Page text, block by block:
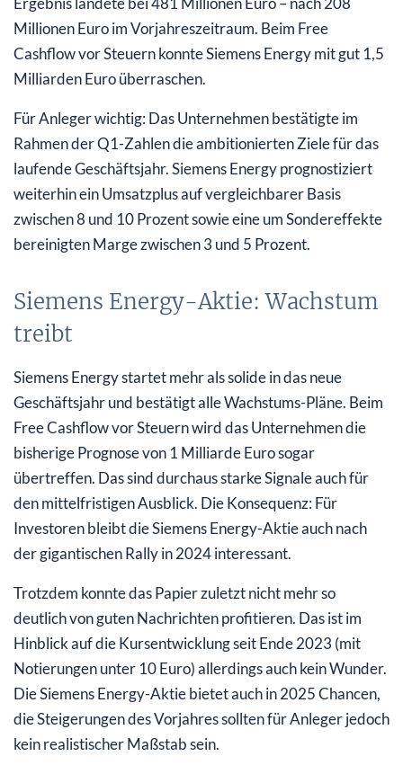
Millionen Euro im Vorjahreszeitraum. Beim Free
Cashflow vor Steuern konnte Siemens Energy mit gut 1,5
Milliarden Euro überraschen.
Für Anleger wichtig: Das Unternehmen bestätigte im
Rahmen der Q1-Zahlen die ambitionierten Ziele für das
laufende Geschäftsjahr. Siemens Energy prognostiziert
weiterhin ein Umsatzplus auf vergleichbarer Basis
zwischen 8 und 10 Prozent sowie eine um Sondereffekte
bereinigten Marge zwischen 3 und 5 Prozent.
Siemens Energy-Aktie: Wachstum
treibt
Siemens Energy startet mehr als solide in das neue
Geschäftsjahr und bestätigt alle Wachstums-Pläne. Beim
Free Cashflow vor Steuern wird das Unternehmen die
bisherige Prognose von 1 Milliarde Euro sogar
übertreffen. Das sind durchaus starke Signale auch für
den mittelfristigen Ausblick. Die Konsequenz: Für
Investoren bleibt die Siemens Energy-Aktie auch nach
der gigantischen Rally in 2024 interessant.
Trotzdem konnte das Papier zuletzt nicht mehr so
deutlich von guten Nachrichten profitieren. Das ist im
Hinblick auf die Kursentwicklung seit Ende 2023 (mit
Notierungen unter 10 Euro) allerdings auch kein Wunder.
Die Siemens Energy-Aktie bietet auch in 2025 Chancen,
die Steigerungen des Vorjahres sollten für Anleger jedoch
kein realistischer Maßstab sein.